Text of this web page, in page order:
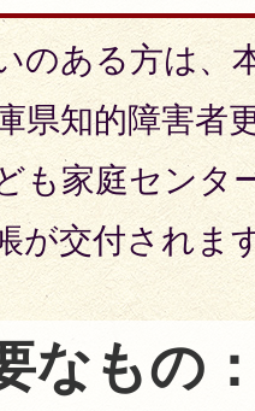
のある方は、
県知的障害者
も家庭センタ
が交付されま
なもの